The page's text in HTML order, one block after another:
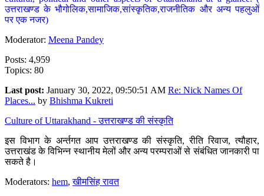
उत्तराखण्ड के भौगोलिक,सामाजिक,सांस्कृतिक,राजनीतिक और अन्य पहलुओं
पर एक नजर)
Moderator: Meena Pandey
Posts: 4,959
Topics: 80
Last post: January 30, 2022, 09:50:51 AM Re: Nick Names Of
Places... by Bhishma Kukreti
Culture of Uttarakhand - उत्तराखण्ड की संस्कृति
इस विभाग के अर्न्तगत आप उत्तराखण्ड की संस्कृति, रीति रिवाज, त्यौहार,
उत्तराखंड के विभिन्न स्थानीय मेलों और अन्य परम्पराओं से संबंधित जानकारी पा
सकते है।
Moderators: hem,खीमसिंह रावत